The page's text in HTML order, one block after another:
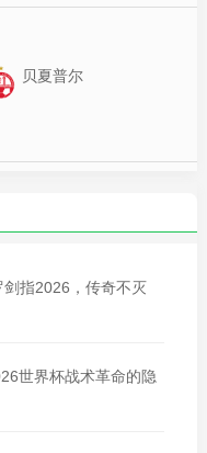
贝夏普尔
剑指2026，传奇不灭
世界杯战术革命的隐